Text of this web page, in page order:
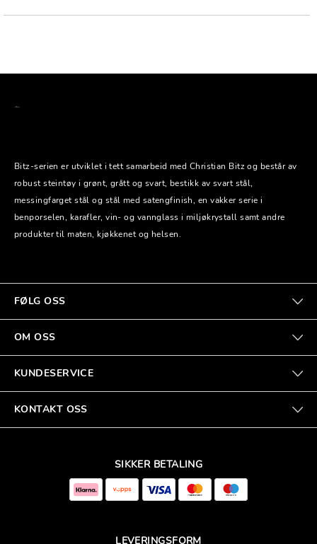
Bitz-serien er utviklet i tett samarbeid med Christian Bitz og består av
robust steintøy i grønt, grått og svart, bestikk av svart stål,
messingfarget stål og stål med satengfinish, en vakker serie i
benporselen, karafler, vin- og vannglass i miljøkrystall samt andre
produkter til maten, kjøkkenet og helsen.
FØLG OSS
OM OSS
KUNDESERVICE
KONTAKT OSS
SIKKER BETALING
LEVERINGSFORM